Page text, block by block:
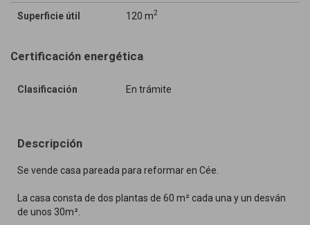
Superficie útil 120 m2
Certificación energética
Clasificación En trámite
Descripción
Se vende casa pareada para reformar en Cée.
La casa consta de dos plantas de 60 m² cada una y un desván
de unos 30m².